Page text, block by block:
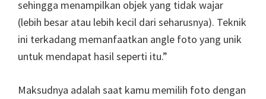
sehingga menampilkan objek yang tidak wajar
(lebih besar atau lebih kecil dari seharusnya). Teknik
ini terkadang memanfaatkan angle foto yang unik
untuk mendapat hasil seperti itu.”
Maksudnya adalah saat kamu memilih foto dengan